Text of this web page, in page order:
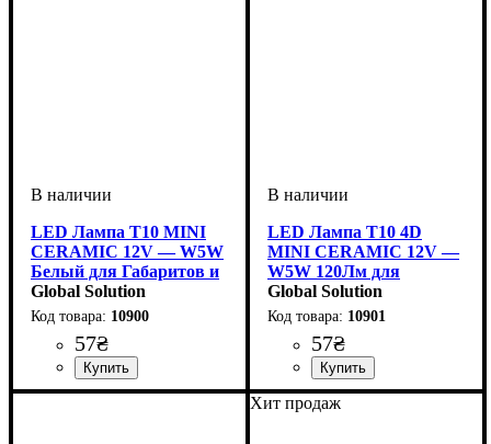
LED Лампа T10 MINI
CERAMIC 12V — W5W
Белый для Габаритов и
Салона
Global Solution
10900
57₴
Назначение лампы:
Цвет:: Белый
Тип светодиодного элемента :
Количество светодиодов: 3
Напряжение, V: 10-15V
Количество в упаковке: 1
LED Лампа T10 4D
MINI CERAMIC 12V —
W5W 120Лм для
Габаритов
Global Solution
10901
57₴
Назначение лампы:
Габаритные огни
Цвет:: Белый
Напряжение, V: 10-15V
Количество в упаковке: 1
шт.
Хит продаж